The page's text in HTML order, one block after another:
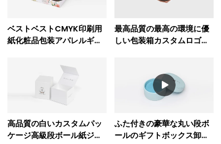
ベストベストCMYK印刷用
紙化粧品包装アパレルギフ
Caicheng Printing
最高品質の最高の環境に優
しい包装箱カスタムロゴフ
Caicheng Printing
高品質の白いカスタムパッ
ケージ高級段ボール紙ジュ
ふた付きの豪華な丸い段ボ
ールのギフトボックス卸売